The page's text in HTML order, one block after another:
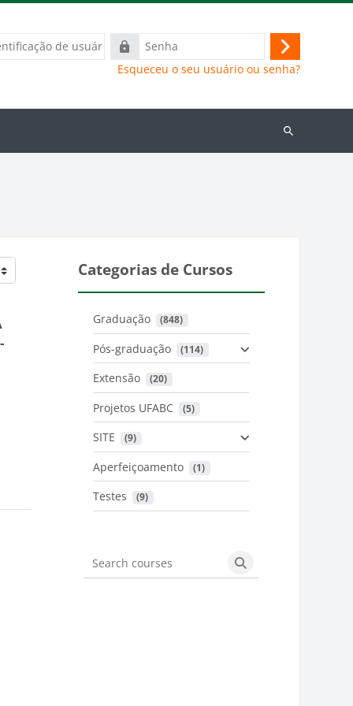
Senha
Acessar
Esqueceu o seu usuário ou senha?
Buscar
Categorias de Cursos
Graduação (848)
Pós-graduação (114)
Extensão (20)
Projetos UFABC (5)
SITE (9)
Aperfeiçoamento (1)
Testes (9)
Search courses
Search courses